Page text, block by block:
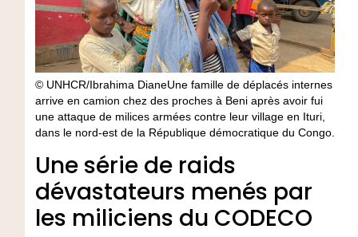
© UNHCR/Ibrahima DianeUne famille de déplacés internes
arrive en camion chez des proches à Beni après avoir fui
une attaque de milices armées contre leur village en Ituri,
dans le nord-est de la République démocratique du Congo.
Une série de raids
dévastateurs menés par
les miliciens du CODECO